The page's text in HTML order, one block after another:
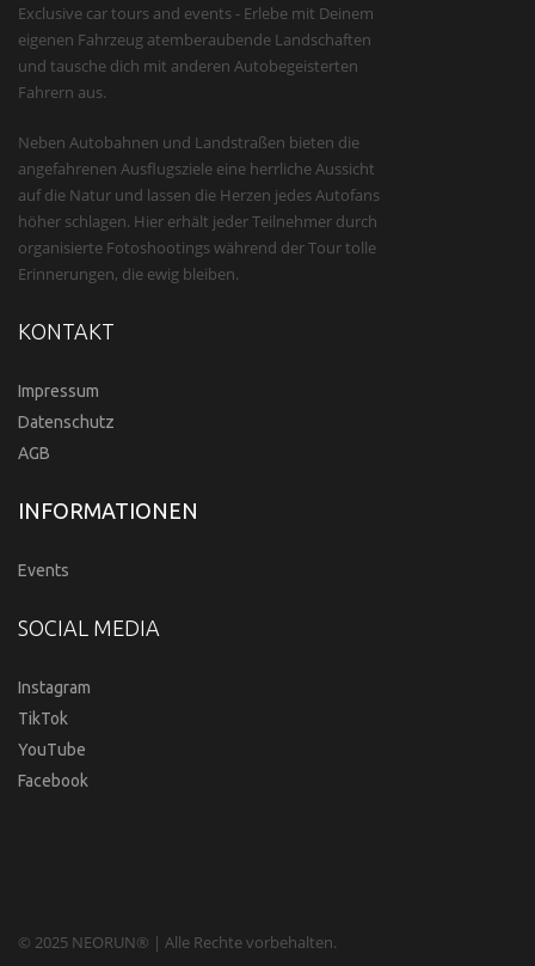
Exclusive car tours and events - Erlebe mit Deinem
eigenen Fahrzeug atemberaubende Landschaften
und tausche dich mit anderen Autobegeisterten
Fahrern aus.
Neben Autobahnen und Landstraßen bieten die
angefahrenen Ausflugsziele eine herrliche Aussicht
auf die Natur und lassen die Herzen jedes Autofans
höher schlagen. Hier erhält jeder Teilnehmer durch
organisierte Fotoshootings während der Tour tolle
Erinnerungen, die ewig bleiben.
KONTAKT
Impressum
Datenschutz
AGB
INFORMATIONEN
Events
SOCIAL MEDIA
Instagram
TikTok
YouTube
Facebook
© 2025 NEORUN® | Alle Rechte vorbehalten.